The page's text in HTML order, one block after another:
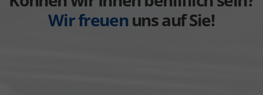
Wir freuenuns auf Sie!